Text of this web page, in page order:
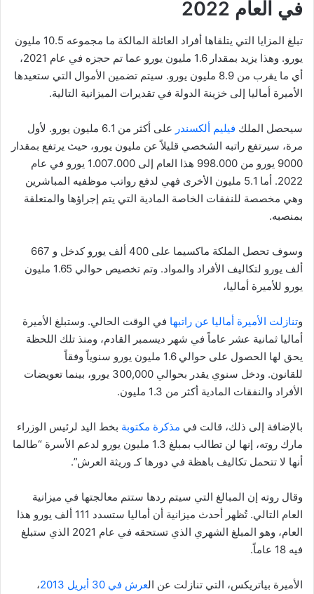
في العام 2022
تبلغ المزايا التي يتلقاها أفراد العائلة المالكة ما مجموعه 10.5 مليون
يورو. وهذا يزيد بمقدار 1.6 مليون يورو عما تم حجزه في عام 2021،
أي ما يقرب من 8.9 مليون يورو. سيتم تضمين الأموال التي ستعيدها
الأميرة أماليا إلى خزينة الدولة في تقديرات الميزانية التالية.
سيحصل الملك فيليم ألكسندر
على أكثر من 6.1 مليون يورو. لأول
مرة، سيرتفع راتبه الشخصي قليلاً عن مليون يورو، حيث يرتفع بمقدار
9000 يورو من 998.000 هذا العام إلى 1.007.000 يورو في عام
2022. أما 5.1 مليون الأخرى فهي لدفع رواتب موظفيه المباشرين
وهي مخصصة للنفقات الخاصة المادية التي يتم إجراؤها والمتعلقة
بمنصبه.
وسوف تحصل الملكة ماكسيما على 400 ألف يورو كدخل و 667
ألف يورو لتكاليف الأفراد والمواد. وتم تخصيص حوالي 1.65 مليون
يورو للأميرة أماليا،
وتنازلت الأميرة أماليا عن راتبها في الوقت الحالي. وستبلغ الأميرة
أماليا ثمانية عشر عاماً في شهر ديسمبر القادم، ومنذ تلك اللحظة
يحق لها الحصول على حوالي 1.6 مليون يورو سنوياً وفقاً
للقانون. ودخل سنوي يقدر بحوالي 300,000 يورو، بينما تعويضات
الأفراد والنفقات المادية أكثر من 1.3 مليون.
بالإضافة إلى ذلك، قالت في مذكرة مكتوبة بخط اليد لرئيس الوزراء
مارك روته، إنها لن تطالب بمبلغ 1.3 مليون يورو لدعم الأسرة “طالما
أنها لا تتحمل تكاليف باهظة في دورها كـ وريثة العرش”.
وقال روته إن المبالغ التي سيتم ردها ستتم معالجتها في ميزانية
العام التالي. تُظهر أحدث ميزانية أن أماليا ستسدد 111 ألف يورو هذا
العام، وهو المبلغ الشهري الذي تستحقه في عام 2021 الذي ستبلغ
فيه 18 عاماً.
الأميرة بياتريكس، التي تنازلت عن العرش في 30 أبريل 2013
،